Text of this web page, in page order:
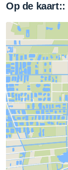
Op de kaart::